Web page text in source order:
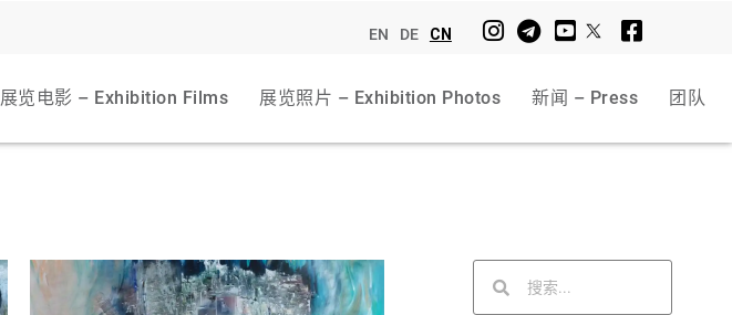
EN DE CN
展览电影 – Exhibition Films 展览照片 – Exhibition Photos 新闻 – Press 团队